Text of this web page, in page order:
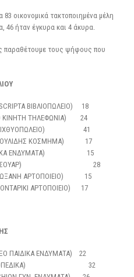
οικονομικά τακτοποιημένα μέλη
46 ήταν έγκυρα και 4 άκυρα.
παραθέτουμε τους ψήφους που
ΒΙΒΛΙΟΠΩΛΕΙΟ) 18
ΚΙΝΗΤΗ ΤΗΛΕΦΩΝΙΑ) 24
ΙΧΘΥΟΠΩΛΕΙΟ) 41
ΚΟΣΜΗΜΑ) 17
ΠΑΙΔΙΚΑ ΕΝΔΥΜΑΤΑ) 15
ΑΞΕΣΟΥΑΡ) 28
ΑΡΤΟΠΟΙΕΙΟ) 15
ΑΡΤΟΠΟΙΕΙΟ) 17
ΠΑΙΔΙΚΑ ΕΝΔΥΜΑΤΑ) 22
(ΟΡΘΟΠΕΔΙΚΑ) 32